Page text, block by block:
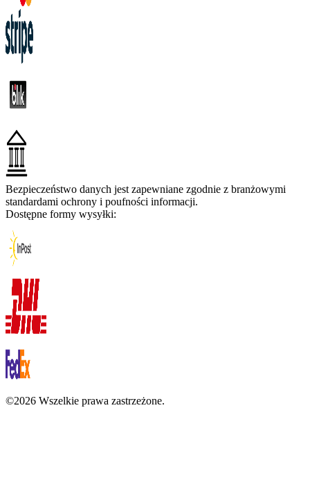
Bezpieczeństwo danych jest zapewniane zgodnie z branżowymi
standardami ochrony i poufności informacji.
Dostępne formy wysyłki:
©2026 Wszelkie prawa zastrzeżone.